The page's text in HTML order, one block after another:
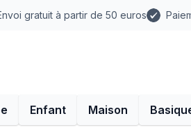
gratuit à partir de 50 euros
Enfant Maison